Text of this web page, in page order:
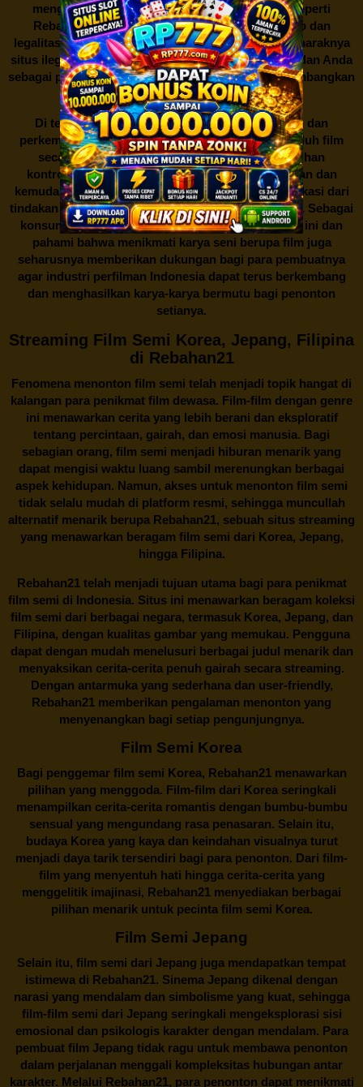
mengunduh film secara gratis dari situs-situs seperti
Rebahan21 juga berarti berurusan dengan risiko dan
legalitas. Seperti yang telah dibahas sebelumnya, maraknya
situs ilegal semacam ini menimbulkan kontroversi, dan Anda
sebagai pengguna juga perlu bijak dalam mempertimbangkan
akibat dari tindakan tersebut.
Di tengah dinamika persaingan industri hiburan dan
perkembangan teknologi, menonton dan mengunduh film
secara gratis diRebahan21menjadi sebuah pilihan
kontroversial. Meskipun menawarkan kenyamanan dan
kemudahan akses, kita juga harus memahami implikasi dari
tindakan ini terhadap para pelaku industri perfilman. Sebagai
konsumen, bijaklah dalam menggunakan platform ini dan
pahami bahwa menikmati karya seni berupa film juga
seharusnya memberikan dukungan bagi para pembuatnya
agar industri perfilman Indonesia dapat terus berkembang
dan menghasilkan karya-karya bermutu bagi penonton
setianya.
Streaming Film Semi Korea, Jepang, Filipina
di Rebahan21
Fenomena menonton film semi telah menjadi topik hangat di
kalangan para penikmat film dewasa. Film-film dengan genre
ini menawarkan cerita yang lebih berani dan eksploratif
tentang percintaan, gairah, dan emosi manusia. Bagi
sebagian orang, film semi menjadi hiburan menarik yang
dapat mengisi waktu luang sambil merenungkan berbagai
aspek kehidupan. Namun, akses untuk menonton film semi
tidak selalu mudah di platform resmi, sehingga muncullah
alternatif menarik berupa Rebahan21, sebuah situs streaming
yang menawarkan beragam film semi dari Korea, Jepang,
hingga Filipina.
Rebahan21telah menjadi tujuan utama bagi para penikmat
film semi di Indonesia. Situs ini menawarkan beragam koleksi
film semi dari berbagai negara, termasuk Korea, Jepang, dan
Filipina, dengan kualitas gambar yang memukau. Pengguna
dapat dengan mudah menelusuri berbagai judul menarik dan
menyaksikan cerita-cerita penuh gairah secara streaming.
Dengan antarmuka yang sederhana dan user-friendly,
Rebahan21 memberikan pengalaman menonton yang
menyenangkan bagi setiap pengunjungnya.
Film Semi Korea
Bagi penggemar film semi Korea, Rebahan21menawarkan
pilihan yang menggoda. Film-film dari Korea seringkali
menampilkan cerita-cerita romantis dengan bumbu-bumbu
sensual yang mengundang rasa penasaran. Selain itu,
budaya Korea yang kaya dan keindahan visualnya turut
menjadi daya tarik tersendiri bagi para penonton. Dari film-
film yang menyentuh hati hingga cerita-cerita yang
menggelitik imajinasi, Rebahan21 menyediakan berbagai
pilihan menarik untuk pecinta film semi Korea.
Film Semi Jepang
Selain itu, film semi dari Jepang juga mendapatkan tempat
istimewa di Rebahan21. Sinema Jepang dikenal dengan
narasi yang mendalam dan simbolisme yang kuat, sehingga
film-film semi dari Jepang seringkali mengeksplorasi sisi
emosional dan psikologis karakter dengan mendalam. Para
pembuat film Jepang tidak ragu untuk membawa penonton
dalam perjalanan menggali kompleksitas hubungan antar
karakter. Melalui Rebahan21, para penonton dapat menikmati